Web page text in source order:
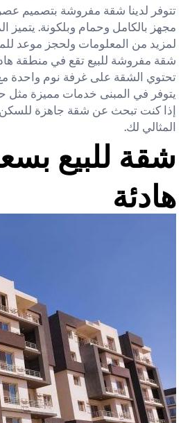
تتوفر لدينا شقة مفروشة بتصميم
مجهز بالكامل وحمام وبلكونة.
لمزيد من المعلومات ولحجز موعد
شقة مفروشة للبيع تقع في منطقة
تحتوي الشقة على غرفة نوم واحدة
يتوفر في المبنى خدمات مميزة
إذا كنت تبحث عن شقة جاهزة للسكن
المثالي لك.
شقة للبيع
هادئة